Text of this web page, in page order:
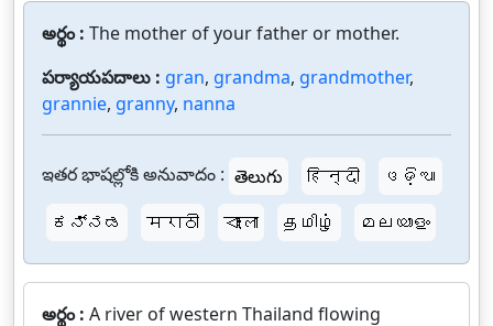
అర్థం : The mother of your father or mother.
పర్యాయపదాలు : gran, grandma, grandmother,
grannie, granny, nanna
ఇతర భాషల్లోకి అనువాదం : తెలుగు हिन्दी
ଓଡ଼ିଆ
ಕನ್ನಡ
मराठी বাংলা தமிழ் മലയാളം
అర్థం : A river of western Thailand flowing